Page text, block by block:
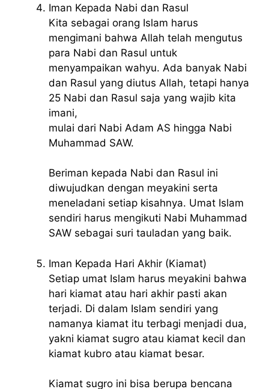
Iman Kepada Nabi dan Rasul
Kita sebagai orang Islam harus
mengimani bahwa Allah telah mengutus
para Nabi dan Rasul untuk
menyampaikan wahyu. Ada banyak Nabi
dan Rasul yang diutus Allah, tetapi hanya
25 Nabi dan Rasul saja yang wajib kita
imani,
mulai dari Nabi Adam AS hingga Nabi
Muhammad SAW.
Beriman kepada Nabi dan Rasul ini
diwujudkan dengan meyakini serta
meneladani setiap kisahnya. Umat Islam
sendiri harus mengikuti Nabi Muhammad
SAW sebagai suri tauladan yang baik.
Iman Kepada Hari Akhir (Kiamat)
Setiap umat Islam harus meyakini bahwa
hari kiamat atau hari akhir pasti akan
terjadi. Di dalam Islam sendiri yang
namanya kiamat itu terbagi menjadi dua,
yakni kiamat sugro atau kiamat kecil dan
kiamat kubro atau kiamat besar.
Kiamat sugro ini bisa berupa bencana